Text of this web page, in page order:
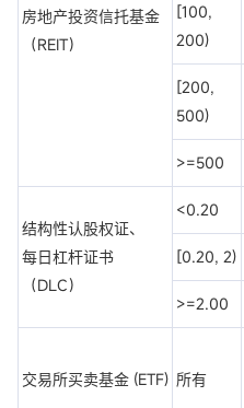
房地产投资信托基金
（REIT）
[100,
200)
[200,
500)
>=500
结构性认股权证、
每日杠杆证书
（DLC）
<0.20
[0.20, 2)
>=2.00
交易所买卖基金 (ETF) 所有